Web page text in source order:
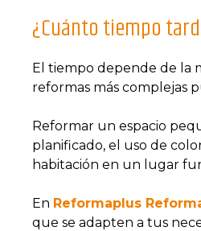
¿Cuánto tiempo
El tiempo depende de la
reformas más complejas
Reformar un espacio
planificado, el uso de
habitación en un lugar
En Reformaplus
que se adapten a tus